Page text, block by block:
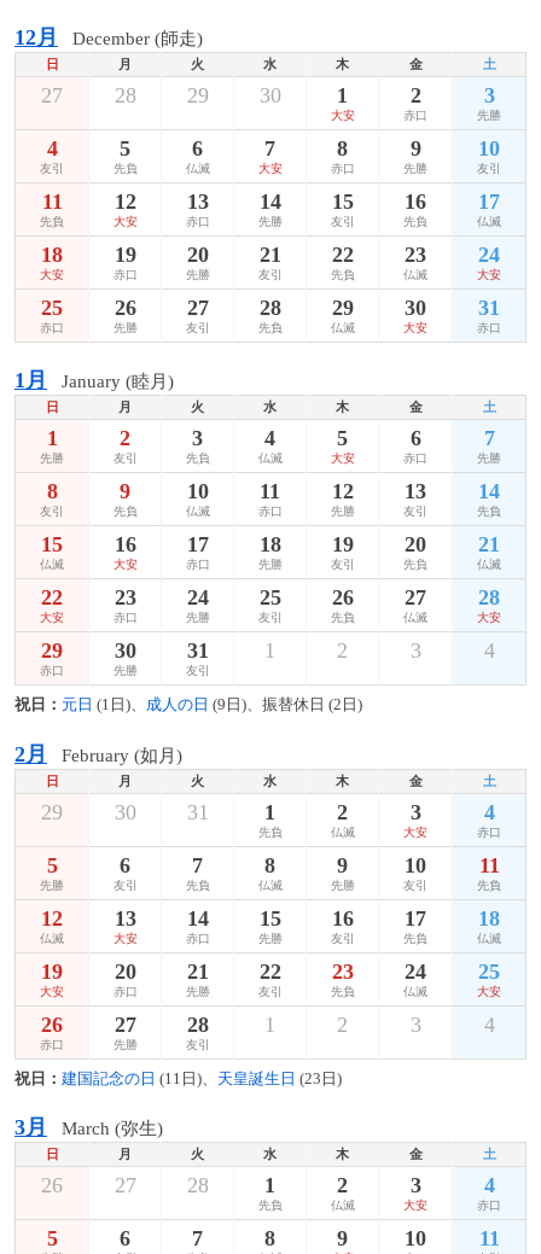
12月 December (師走)
日 月 火 水 木 金 土
27 28 29 30 1
大安
2
赤口
3
先勝
4
友引
5
先負
6
仏滅
7
大安
8
赤口
9
先勝
10
友引
11
先負
12
大安
13
赤口
14
先勝
15
友引
16
先負
17
仏滅
18
大安
19
赤口
20
先勝
21
友引
22
先負
23
仏滅
24
大安
25
赤口
26
先勝
27
友引
28
先負
29
仏滅
30
大安
31
赤口
1月 January (睦月)
日 月 火 水 木 金 土
1
先勝
2
友引
3
先負
4
仏滅
5
大安
6
赤口
7
先勝
8
友引
9
先負
10
仏滅
11
赤口
12
先勝
13
友引
14
先負
15
仏滅
16
大安
17
赤口
18
先勝
19
友引
20
先負
21
仏滅
22
大安
23
赤口
24
先勝
25
友引
26
先負
27
仏滅
28
大安
29
赤口
30
先勝
31
友引
1 2 3 4
祝日： 元日 (1日)、 成人の日 (9日)、振替休日 (2日)
2月 February (如月)
日 月 火 水 木 金 土
29 30 31 1
先負
2
仏滅
3
大安
4
赤口
5
先勝
6
友引
7
先負
8
仏滅
9
先勝
10
友引
11
先負
12
仏滅
13
大安
14
赤口
15
先勝
16
友引
17
先負
18
仏滅
19
大安
20
赤口
21
先勝
22
友引
23
先負
24
仏滅
25
大安
26
赤口
27
先勝
28
友引
1 2 3 4
祝日： 建国記念の日 (11日)、 天皇誕生日 (23日)
3月 March (弥生)
日 月 火 水 木 金 土
26 27 28 1
先負
2
仏滅
3
大安
4
赤口
5 6 7 8 9 10 11